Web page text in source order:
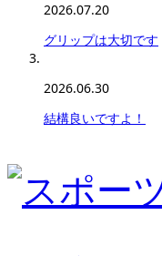
2026.07.20
グリップは大切です
2026.06.30
結構良いですよ！